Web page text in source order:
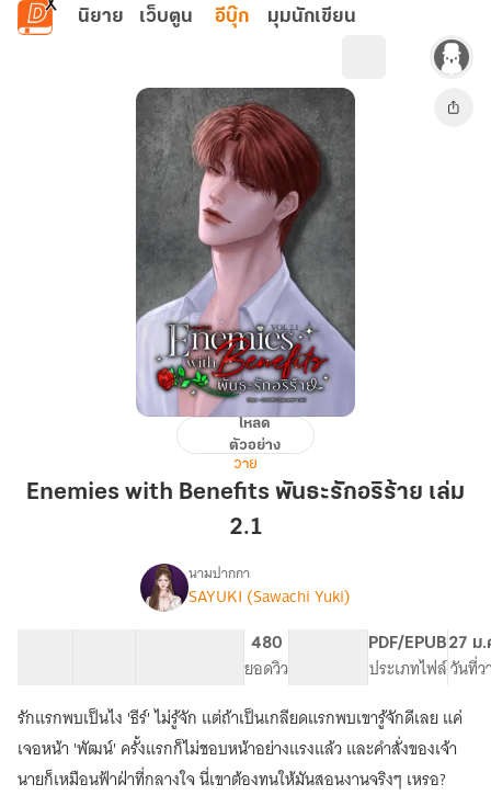
ข้ามไปยังเนื้อหาหลัก
นิยาย เว็บตูน อีบุ๊ก มุมนักเขียน
Enemies
Benefits
อริ
ร้าย
เล่ม
โหลด
ตัวอย่าง
วาย
Enemies with Benefits พันธะรักอริร้าย เล่ม
2.1
เรื่องEnemies
Benefits
พันธะ
อริ
ร้าย
[พัฒน์xธีร์]
นามปากกา
SAYUKI (Sawachi Yuki)
480
ยอดวิว
PDF/EPUB
ประเภทไฟล์
27 ม
วันที่ว
รักแรกพบเป็นไง 'ธีร์' ไม่รู้จัก แต่ถ้าเป็นเกลียดแรกพบเขารู้จักดีเลย แค่
เจอหน้า 'พัฒน์' ครั้งแรกก็ไม่ชอบหน้าอย่างแรงแล้ว และคำสั่งของเจ้า
นายก็เหมือนฟ้าฝ่าที่กลางใจ นี่เขาต้องทนให้มันสอนงานจริงๆ เหรอ?